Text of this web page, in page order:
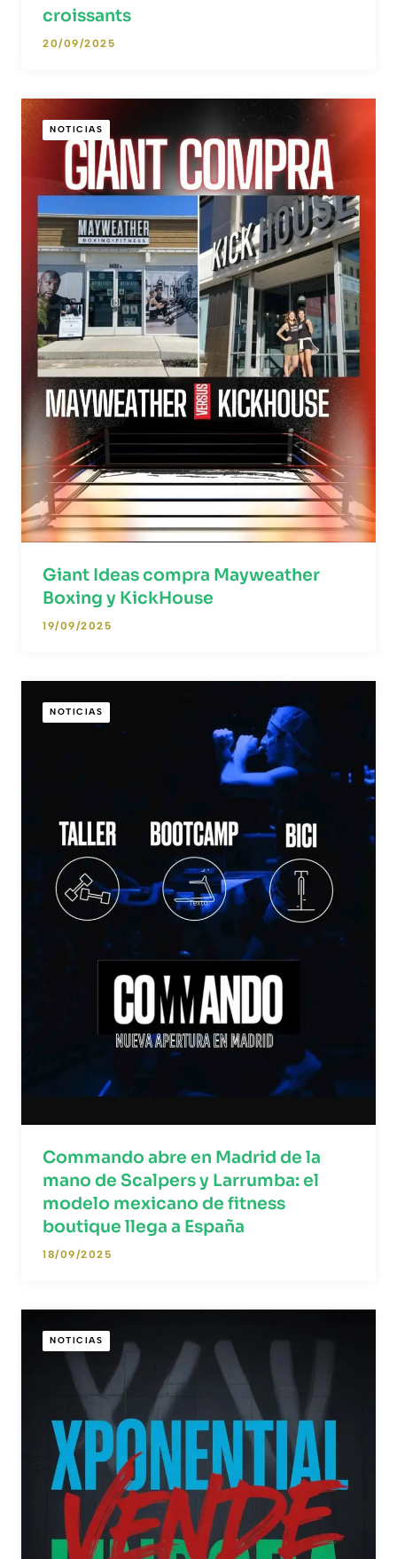
croissants
20/09/2025
NOTICIAS
Giant Ideas compra Mayweather
Boxing y KickHouse
19/09/2025
NOTICIAS
Commando abre en Madrid de la
mano de Scalpers y Larrumba: el
modelo mexicano de fitness
boutique llega a España
18/09/2025
NOTICIAS